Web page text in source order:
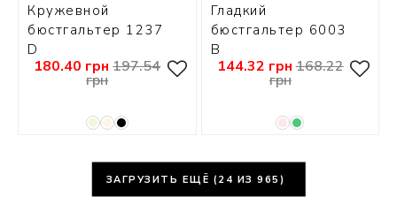
Кружевной
бюстгальтер 1237
D
180.40 грн 197.54
грн
Гладкий
бюстгальтер 6003
В
144.32 грн 168.22
грн
ЗАГРУЗИТЬ ЕЩЁ ( 24 ИЗ 965)